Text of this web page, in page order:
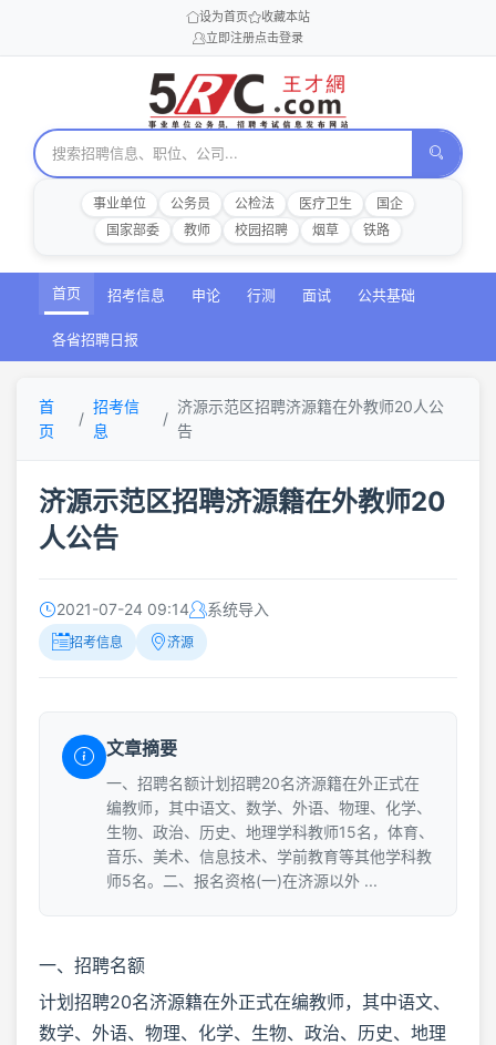
设为首页
收藏本站
立即注册点击登录
事业单位 公务员 公检法 医疗卫生
国企
国家部委
教师 校园招聘 烟草 铁路
首页 招考信息 申论 行测 面试 公共基础
各省招聘日报
首
页
招考信
息
济源示范区招聘济源籍在外教师20人公
告
济源示范区招聘济源籍在外教师20
人公告
2021-07-24 09:14 系统导入
招考信息 济源
文章摘要
一、招聘名额计划招聘20名济源籍在外正式在
编教师，其中语文、数学、外语、物理、化学、
生物、政治、历史、地理学科教师15名，体育、
音乐、美术、信息技术、学前教育等其他学科教
师5名。二、报名资格(一)在济源以外 ...
一、招聘名额
计划招聘20名济源籍在外正式在编教师，其中语文、
数学、外语、物理、化学、生物、政治、历史、地理